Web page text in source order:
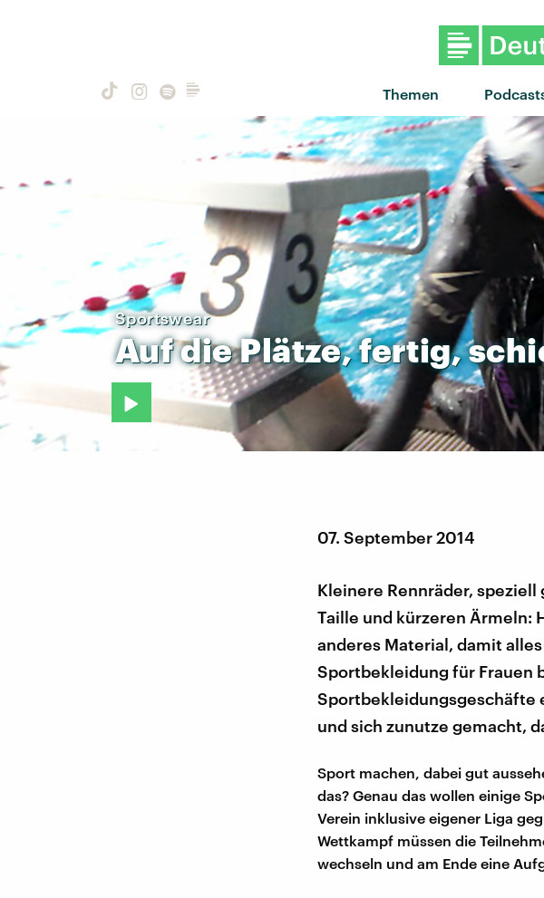
Themen
Sportswear
AufdiePlätze,fertig,
07. September 2014
Kleinere Rennräder,
Taille und kürzeren Ärmeln:
anderes Material, damit
Sportbekleidung für Frauen
Sportbekleidungsgeschäfte
und sich zunutze gemacht,
Sport machen, dabei gut
das? Genau das wollen einige
Verein inklusive eigener Liga
Wettkampf müssen die
wechseln und am Ende eine